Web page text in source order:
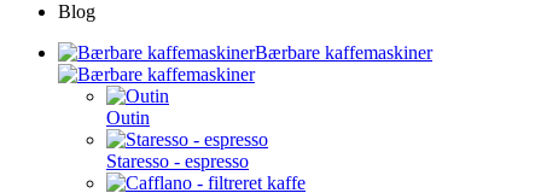
Blog
Bærbare kaffemaskiner
Outin
Staresso - espresso